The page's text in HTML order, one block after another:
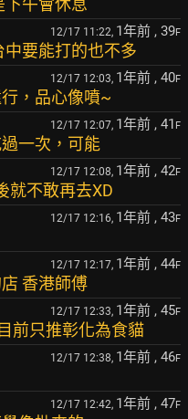
下午會休息
12/17 11:22, 1年前 , 39F
要能打的也不多
12/17 12:03, 1年前 , 40F
，品心像噴~
12/17 12:07, 1年前 , 41 F
一次，可能
12/17 12:08, 1年前 , 42F
就不敢再去XD
12/17 12:16, 1年前 , 43F
12/17 12:17, 1年前 , 44F
香港師傅
12/17 12:33, 1年前 , 45F
前只推彰化為食貓
12/17 12:38, 1年前 , 46F
12/17 12:42, 1年前 , 47F